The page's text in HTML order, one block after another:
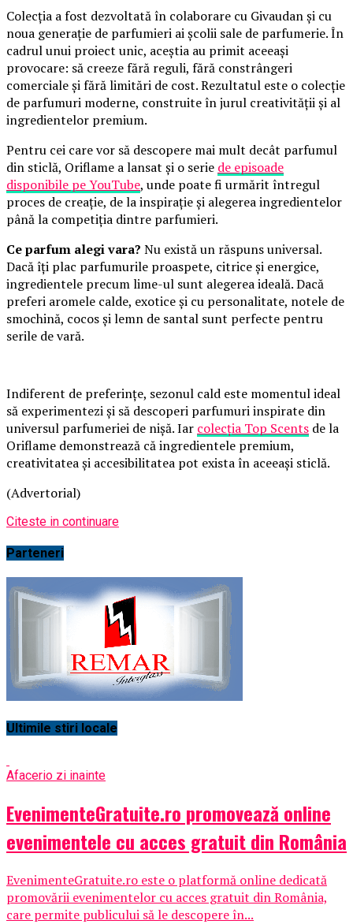
Colecția a fost dezvoltată în colaborare cu Givaudan și cu
noua generație de parfumieri ai școlii sale de parfumerie. În
cadrul unui proiect unic, aceștia au primit aceeași
provocare: să creeze fără reguli, fără constrângeri
comerciale și fără limitări de cost. Rezultatul este o colecție
de parfumuri moderne, construite în jurul creativității și al
ingredientelor premium.
Pentru cei care vor să descopere mai mult decât parfumul
din sticlă, Oriflame a lansat și o serie de episoade
disponibile pe YouTube, unde poate fi urmărit întregul
proces de creație, de la inspirație și alegerea ingredientelor
până la competiția dintre parfumieri.
Ce parfum alegi vara? Nu există un răspuns universal.
Dacă îți plac parfumurile proaspete, citrice și energice,
ingredientele precum lime-ul sunt alegerea ideală. Dacă
preferi aromele calde, exotice și cu personalitate, notele de
smochină, cocos și lemn de santal sunt perfecte pentru
serile de vară.
Indiferent de preferințe, sezonul cald este momentul ideal
să experimentezi și să descoperi parfumuri inspirate din
universul parfumeriei de nișă. Iar colecția Top Scents de la
Oriflame demonstrează că ingredientele premium,
creativitatea și accesibilitatea pot exista în aceeași sticlă.
(Advertorial)
Citeste in continuare
Parteneri
Ultimile stiri locale
Afacerio zi inainte
EvenimenteGratuite.ro promovează online
evenimentele cu acces gratuit din România
EvenimenteGratuite.ro este o platformă online dedicată
promovării evenimentelor cu acces gratuit din România,
care permite publicului să le descopere în...